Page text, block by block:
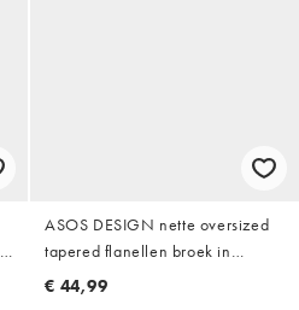
ASOS DESIGN nette oversized
tapered flanellen broek in
antracietgrijs met elastische
€ 44,99